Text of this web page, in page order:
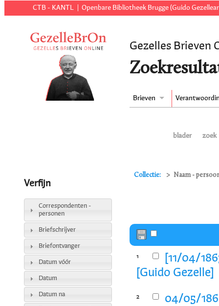
CTB - KANTL Openbare Bibliotheek Brugge (Guido
Gezelles Brieven
Brieven
blader zoek
Collectie: Naam -
1
[11/04/
[Guido Gezelle]
2 04/05/
Verfijn
Correspondenten -
personen
Briefschrijver
Briefontvanger
Datum vóór
Datum
Datum na